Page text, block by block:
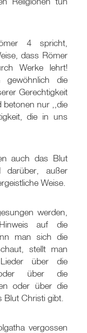
4 spricht,
dass Römer
Werke lehrt!
gewöhnlich die
Gerechtigkeit
betonen nur ,,die
die in uns
auch das Blut
außer
Weise.
werden,
auf die
man sich die
stellt man
über die
über die
oder über die
Christi gibt.
vergossen